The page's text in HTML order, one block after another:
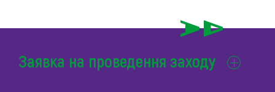
Заявка на проведення заходу